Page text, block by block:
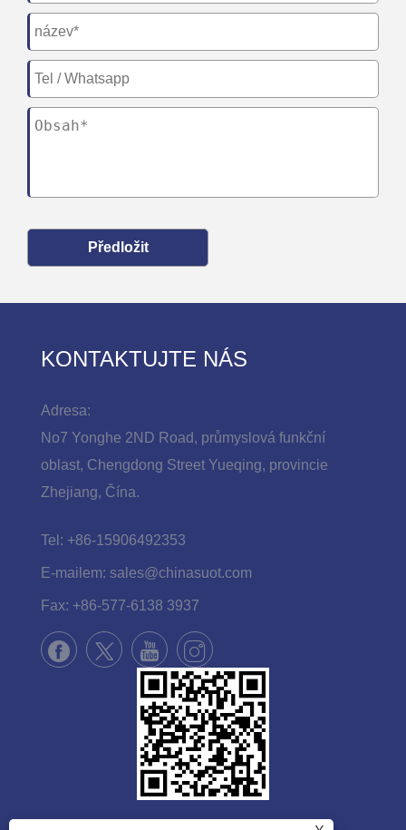
Předložit
KONTAKTUJTE NÁS
Adresa:
No7 Yonghe 2ND Road, průmyslová funkční
oblast, Chengdong Street Yueqing, provincie
Zhejiang, Čína.
Tel: +86-15906492353
E-mailem: sales@chinasuot.com
Fax: +86-577-6138 3937